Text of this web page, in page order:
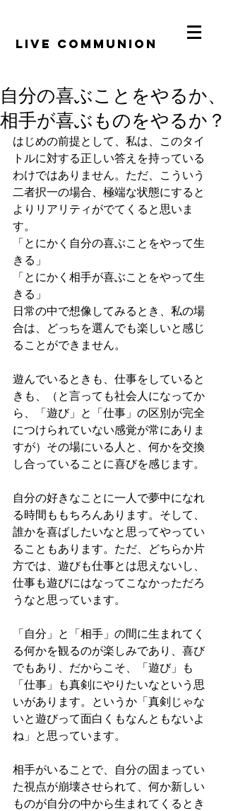
​LiVE COMMUNION
自分の喜ぶことをやるか、
相手が喜ぶものをやるか？
はじめの前提として、私は、このタイ
トルに対する正しい答えを持っている
わけではありません。ただ、こういう
二者択一の場合、極端な状態にすると
よりリアリティがでてくると思いま
す。
「とにかく自分の喜ぶことをやって生
きる」
「とにかく相手が喜ぶことをやって生
きる」
日常の中で想像してみるとき、私の場
合は、どっちを選んでも楽しいと感じ
ることができません。
遊んでいるときも、仕事をしていると
きも、（と言っても社会人になってか
ら、「遊び」と「仕事」の区別が完全
につけられていない感覚が常にありま
すが）その場にいる人と、何かを交換
し合っていることに喜びを感じます。
自分の好きなことに一人で夢中になれ
る時間ももちろんあります。そして、
誰かを喜ばしたいなと思ってやってい
ることもあります。ただ、どちらか片
方では、遊びも仕事とは思えないし、
仕事も遊びにはなってこなかっただろ
うなと思っています。
「自分」と「相手」の間に生まれてく
る何かを観るのが楽しみであり、喜び
でもあり、だからこそ、「遊び」も
「仕事」も真剣にやりたいなという思
いがあります。というか「真剣じゃな
いと遊びって面白くもなんともないよ
ね」と思っています。
相手がいることで、自分の固まってい
た視点が崩壊させられて、何か新しい
ものが自分の中から生まれてくるとき